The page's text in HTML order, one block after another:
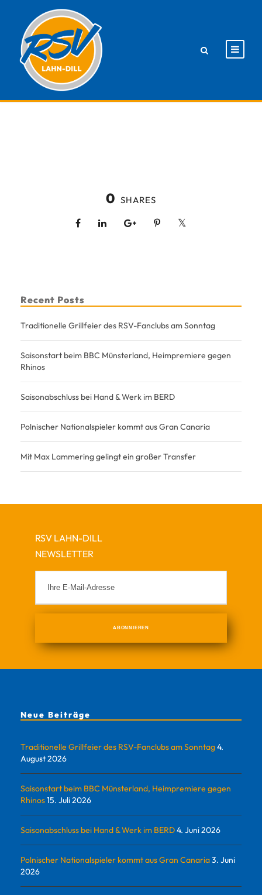
0 SHARES
Recent Posts
Traditionelle Grillfeier des RSV-Fanclubs am Sonntag
Saisonstart beim BBC Münsterland, Heimpremiere gegen
Rhinos
Saisonabschluss bei Hand & Werk im BERD
Polnischer Nationalspieler kommt aus Gran Canaria
Mit Max Lammering gelingt ein großer Transfer
RSV LAHN-DILL
NEWSLETTER
Neue Beiträge
Traditionelle Grillfeier des RSV-Fanclubs am Sonntag4.
August 2026
Saisonstart beim BBC Münsterland, Heimpremiere gegen
Rhinos15. Juli 2026
Saisonabschluss bei Hand & Werk im BERD4. Juni 2026
Polnischer Nationalspieler kommt aus Gran Canaria3. Juni
2026